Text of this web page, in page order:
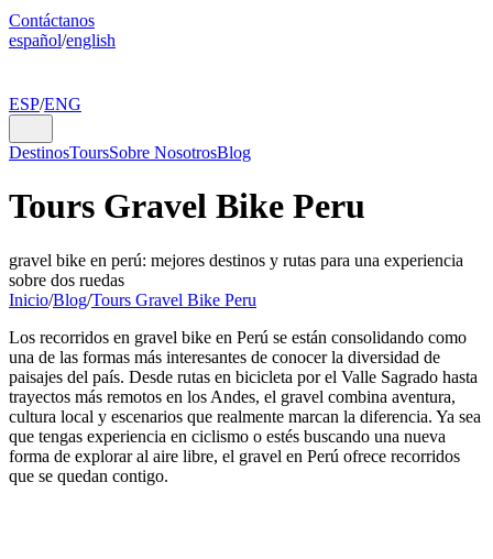
Contáctanos
español/english
ESP/ENG
DestinosToursSobre NosotrosBlog
Tours Gravel Bike Peru
gravel bike en perú: mejores destinos y rutas para una experiencia
sobre dos ruedas
Inicio/Blog/Tours Gravel Bike Peru
Los recorridos en gravel bike en Perú se están consolidando como
una de las formas más interesantes de conocer la diversidad de
paisajes del país. Desde rutas en bicicleta por el Valle Sagrado hasta
trayectos más remotos en los Andes, el gravel combina aventura,
cultura local y escenarios que realmente marcan la diferencia. Ya sea
que tengas experiencia en ciclismo o estés buscando una nueva
forma de explorar al aire libre, el gravel en Perú ofrece recorridos
que se quedan contigo.